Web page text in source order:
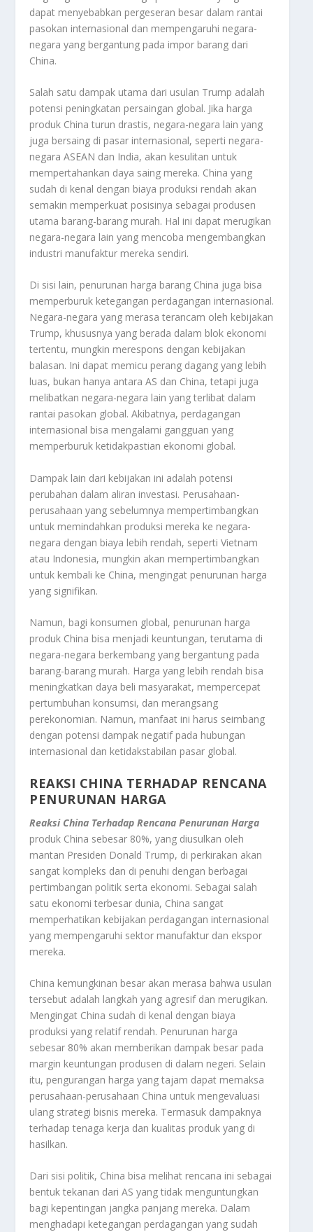
dapat menyebabkan pergeseran besar dalam rantai
pasokan internasional dan mempengaruhi negara-
negara yang bergantung pada impor barang dari
China.
Salah satu dampak utama dari usulan Trump adalah
potensi peningkatan persaingan global. Jika harga
produk China turun drastis, negara-negara lain yang
juga bersaing di pasar internasional, seperti negara-
negara ASEAN dan India, akan kesulitan untuk
mempertahankan daya saing mereka. China yang
sudah di kenal dengan biaya produksi rendah akan
semakin memperkuat posisinya sebagai produsen
utama barang-barang murah. Hal ini dapat merugikan
negara-negara lain yang mencoba mengembangkan
industri manufaktur mereka sendiri.
Di sisi lain, penurunan harga barang China juga bisa
memperburuk ketegangan perdagangan internasional.
Negara-negara yang merasa terancam oleh kebijakan
Trump, khususnya yang berada dalam blok ekonomi
tertentu, mungkin merespons dengan kebijakan
balasan. Ini dapat memicu perang dagang yang lebih
luas, bukan hanya antara AS dan China, tetapi juga
melibatkan negara-negara lain yang terlibat dalam
rantai pasokan global. Akibatnya, perdagangan
internasional bisa mengalami gangguan yang
memperburuk ketidakpastian ekonomi global.
Dampak lain dari kebijakan ini adalah potensi
perubahan dalam aliran investasi. Perusahaan-
perusahaan yang sebelumnya mempertimbangkan
untuk memindahkan produksi mereka ke negara-
negara dengan biaya lebih rendah, seperti Vietnam
atau Indonesia, mungkin akan mempertimbangkan
untuk kembali ke China, mengingat penurunan harga
yang signifikan.
Namun, bagi konsumen global, penurunan harga
produk China bisa menjadi keuntungan, terutama di
negara-negara berkembang yang bergantung pada
barang-barang murah. Harga yang lebih rendah bisa
meningkatkan daya beli masyarakat, mempercepat
pertumbuhan konsumsi, dan merangsang
perekonomian. Namun, manfaat ini harus seimbang
dengan potensi dampak negatif pada hubungan
internasional dan ketidakstabilan pasar global.
REAKSI CHINA TERHADAP RENCANA
PENURUNAN HARGA
Reaksi China Terhadap Rencana Penurunan Harga
produk China sebesar 80%, yang diusulkan oleh
mantan Presiden Donald Trump, di perkirakan akan
sangat kompleks dan di penuhi dengan berbagai
pertimbangan politik serta ekonomi. Sebagai salah
satu ekonomi terbesar dunia, China sangat
memperhatikan kebijakan perdagangan internasional
yang mempengaruhi sektor manufaktur dan ekspor
mereka.
China kemungkinan besar akan merasa bahwa usulan
tersebut adalah langkah yang agresif dan merugikan.
Mengingat China sudah di kenal dengan biaya
produksi yang relatif rendah. Penurunan harga
sebesar 80% akan memberikan dampak besar pada
margin keuntungan produsen di dalam negeri. Selain
itu, pengurangan harga yang tajam dapat memaksa
perusahaan-perusahaan China untuk mengevaluasi
ulang strategi bisnis mereka. Termasuk dampaknya
terhadap tenaga kerja dan kualitas produk yang di
hasilkan.
Dari sisi politik, China bisa melihat rencana ini sebagai
bentuk tekanan dari AS yang tidak menguntungkan
bagi kepentingan jangka panjang mereka. Dalam
menghadapi ketegangan perdagangan yang sudah